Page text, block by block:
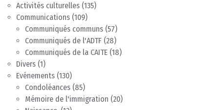
Activités culturelles (135)
Communications (109)
Communiqués communs (57)
Communiqués de l'ADTF (28)
Communiqués de la CAITE (18)
Divers (1)
Evénements (130)
Condoléances (85)
Mémoire de l'immigration (20)